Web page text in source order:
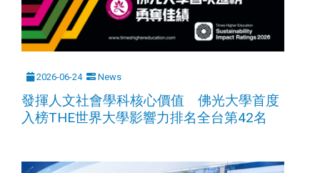
2026-06-24 News
發揮人文社會學科核心價值 佛光大學首度
入榜THE世界大學影響力排名全台第42名